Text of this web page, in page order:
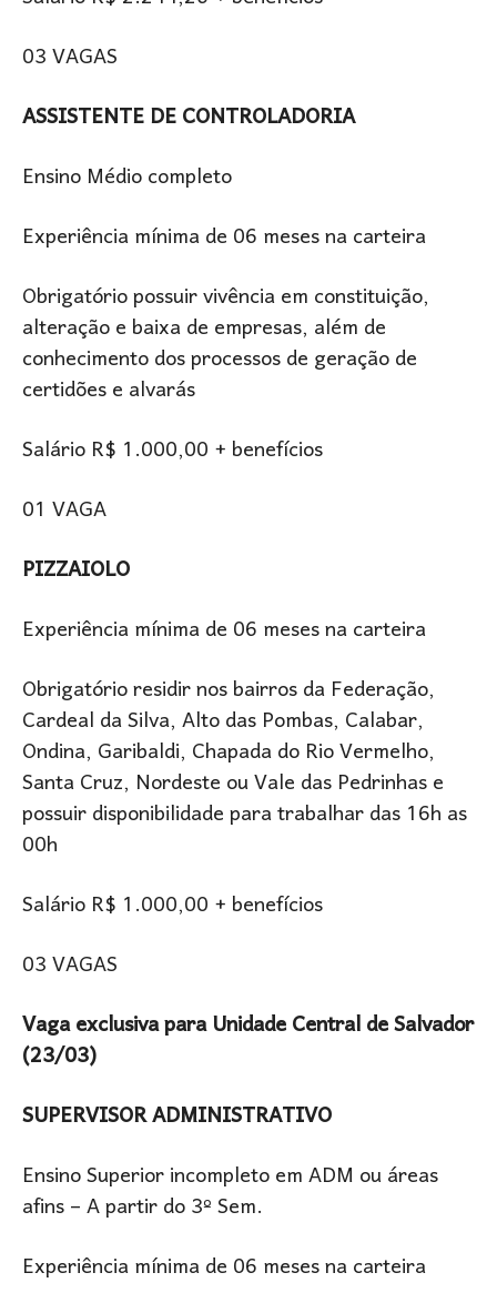
03 VAGAS
ASSISTENTE DE CONTROLADORIA
Ensino Médio completo
Experiência mínima de 06 meses na carteira
Obrigatório possuir vivência em constituição,
alteração e baixa de empresas, além de
conhecimento dos processos de geração de
certidões e alvarás
Salário R$ 1.000,00 + benefícios
01 VAGA
PIZZAIOLO
Experiência mínima de 06 meses na carteira
Obrigatório residir nos bairros da Federação,
Cardeal da Silva, Alto das Pombas, Calabar,
Ondina, Garibaldi, Chapada do Rio Vermelho,
Santa Cruz, Nordeste ou Vale das Pedrinhas e
possuir disponibilidade para trabalhar das 16h as
00h
Salário R$ 1.000,00 + benefícios
03 VAGAS
Vaga exclusiva para Unidade Central de Salvador
(23/03)
SUPERVISOR ADMINISTRATIVO
Ensino Superior incompleto em ADM ou áreas
afins – A partir do 3º Sem.
Experiência mínima de 06 meses na carteira